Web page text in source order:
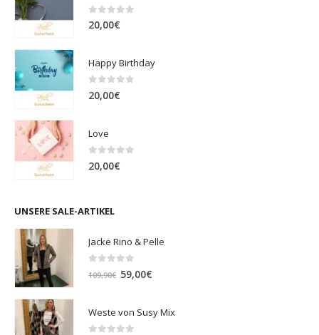
0 out of 5
20,00€
Happy Birthday
0 out of 5
20,00€
Love
0 out of 5
20,00€
UNSERE SALE-ARTIKEL
Jacke Rino & Pelle
out of 5
109,90€ Ursprünglicher
109,90€
59,00€
59,00€.
Weste von Susy Mix